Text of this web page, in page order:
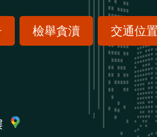
檢舉貪瀆 交通位